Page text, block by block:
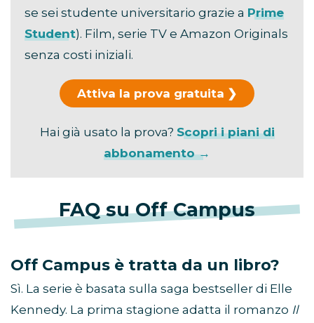
se sei studente universitario grazie a Prime
Student). Film, serie TV e Amazon Originals
senza costi iniziali.
Attiva la prova gratuita
Hai già usato la prova? Scopri i piani di
abbonamento →
FAQ su Off Campus
Off Campus è tratta da un libro?
Sì. La serie è basata sulla saga bestseller di Elle
Kennedy. La prima stagione adatta il romanzo Il